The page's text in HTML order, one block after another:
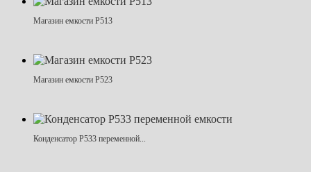
Магазин емкости Р513
Магазин емкости Р523
Конденсатор Р533 переменной...